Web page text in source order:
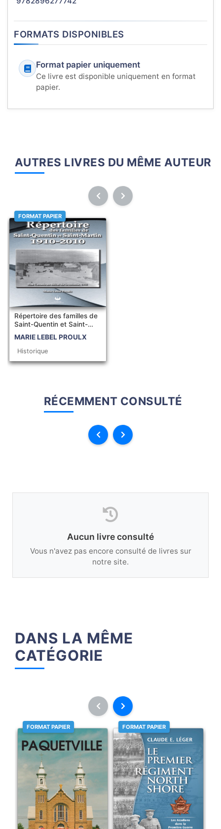
FORMATS DISPONIBLES
Format papier uniquement
Ce livre est disponible uniquement en format
papier.
AUTRES LIVRES DU MÊME AUTEUR
FORMAT PAPIER
Répertoire des familles de
Saint-Quentin et Saint-
Martin ...
MARIE LEBEL PROULX
Historique
RÉCEMMENT CONSULTÉ
Aucun livre consulté
Vous n'avez pas encore consulté de livres sur
notre site.
DANS LA MÊME
CATÉGORIE
FORMAT PAPIER FORMAT PAPIER